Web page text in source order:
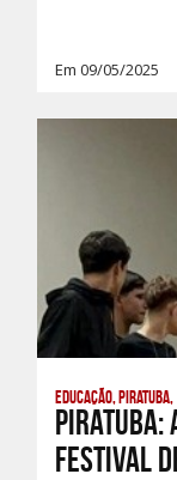
Em 09/05/2025
Educação, Piratuba,
PIRATUBA:
FESTIVAL